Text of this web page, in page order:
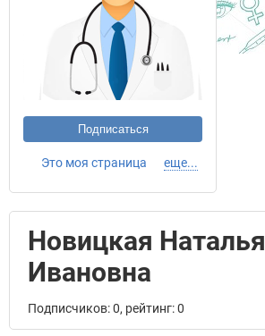
Подписаться
Это моя страница еще...
Новицкая Наталья
Ивановна
Подписчиков: 0, рейтинг: 0